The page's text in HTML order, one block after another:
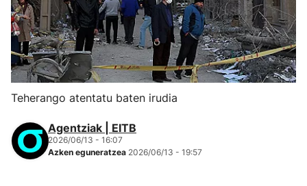
Teherango atentatu baten irudia
Agentziak | EITB
2026/06/13 - 16:07
Azken eguneratzea 2026/06/13 - 19:57